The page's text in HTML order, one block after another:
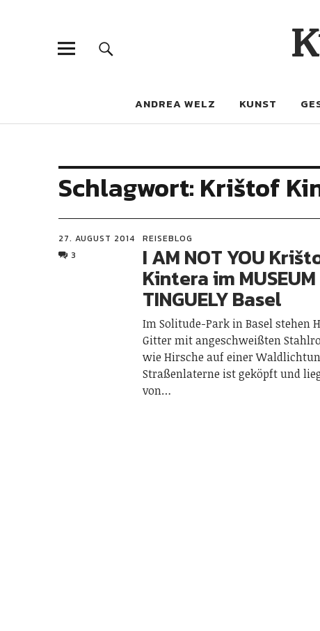
ANDREA WELZ KUNST
Schlagwort: Krištof
27. AUGUST 2014
3
REISEBLOG
I AM NOT YOU
Kintera im MUSEUM
TINGUELY Basel
Im Solitude-Park in Basel stehen
Gitter mit angeschweißten
wie Hirsche auf einer
Straßenlaterne ist geköpft und
von…